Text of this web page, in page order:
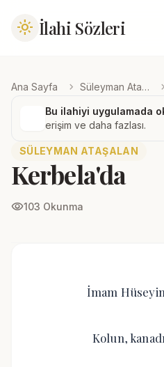
light_mode İlahi Sözleri
Ana Sayfa chevron_right Süleyman Ataşalan chevron_right
Bu ilahiyi uygulamada
erişim ve daha fazlası.
SÜLEYMAN ATAŞALAN
Kerbela'da
visibility103 Okunma
İmam
Kolun,